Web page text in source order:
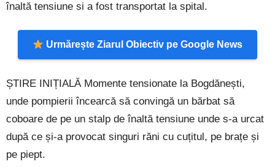
înaltă tensiune si a fost transportat la spital.
Urmărește Ziarul Obiectiv pe Google News
ȘTIRE INIȚIALĂ Momente tensionate la Bogdănești,
unde pompierii încearcă să convingă un bărbat să
coboare de pe un stalp de înaltă tensiune unde s-a urcat
după ce și-a provocat singuri răni cu cuțitul, pe brațe și
pe piept.